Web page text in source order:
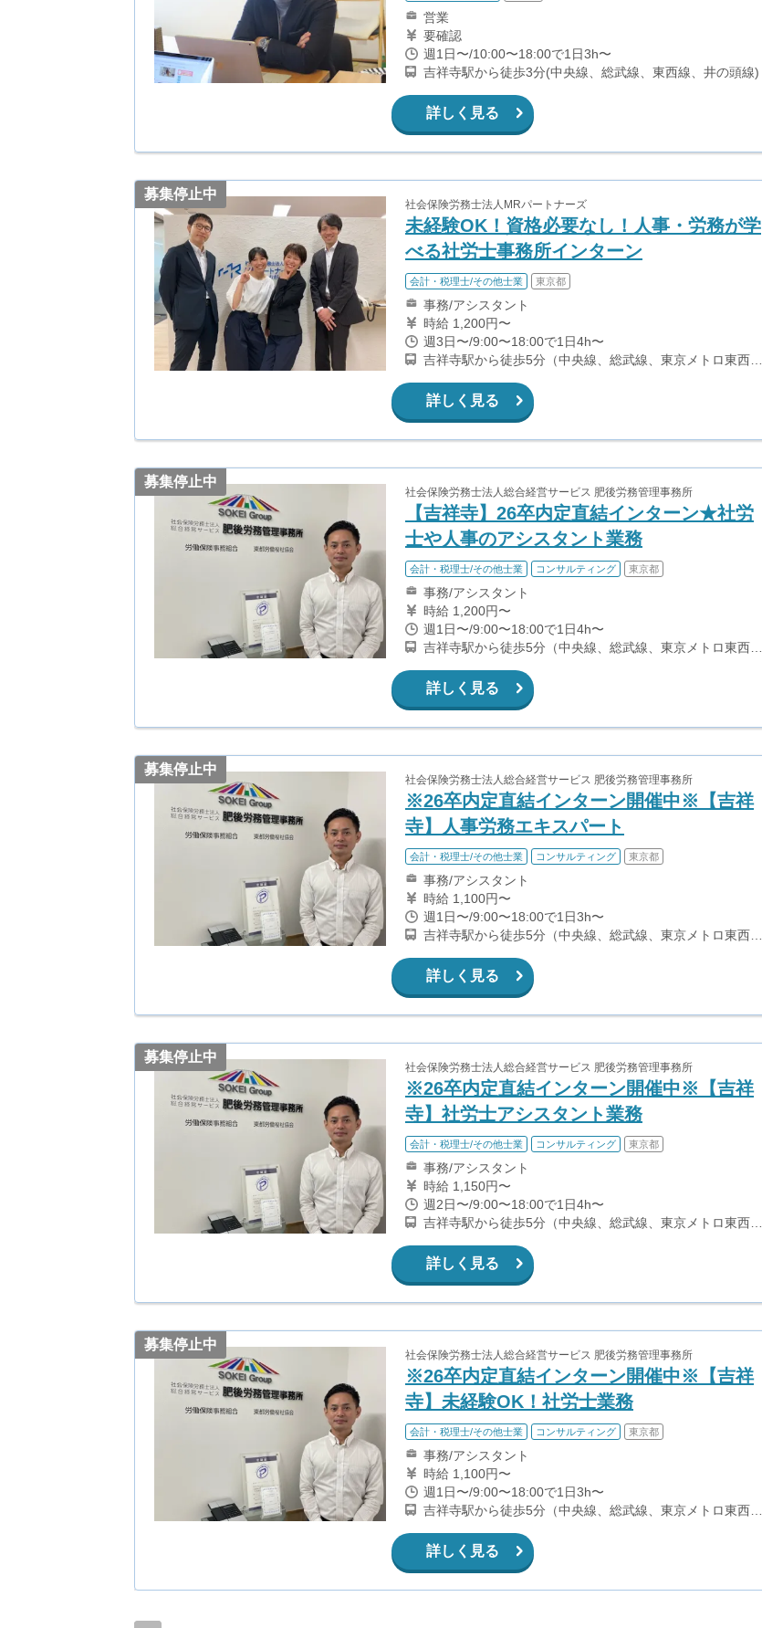
営業
要確認
週1日〜/10:00〜18:00で1日3h〜
吉祥寺駅から徒歩3分(中央線、総武線、東西線、井の頭線)
詳しく見る
募集停止中
社会保険労務士法人MRパートナーズ
未経験OK！資格必要なし！人事・労務が学
べる社労士事務所インターン
会計・税理士/その他士業 東京都
事務/アシスタント
時給 1,200円〜
週3日〜/9:00〜18:00で1日4h〜
吉祥寺駅から徒歩5分（中央線、総武線、東京メトロ東西
詳しく見る
募集停止中
社会保険労務士法人総合経営サービス 肥後労務管理事務所
【吉祥寺】26卒内定直結インターン★社労
士や人事のアシスタント業務
会計・税理士/その他士業 コンサルティング 東京都
事務/アシスタント
時給 1,200円〜
週1日〜/9:00〜18:00で1日4h〜
吉祥寺駅から徒歩5分（中央線、総武線、東京メトロ東西
詳しく見る
募集停止中
社会保険労務士法人総合経営サービス 肥後労務管理事務所
※26卒内定直結インターン開催中※【吉祥
寺】人事労務エキスパート
会計・税理士/その他士業 コンサルティング 東京都
事務/アシスタント
時給 1,100円〜
週1日〜/9:00〜18:00で1日3h〜
吉祥寺駅から徒歩5分（中央線、総武線、東京メトロ東西
詳しく見る
募集停止中
社会保険労務士法人総合経営サービス 肥後労務管理事務所
※26卒内定直結インターン開催中※【吉祥
寺】社労士アシスタント業務
会計・税理士/その他士業 コンサルティング 東京都
事務/アシスタント
時給 1,150円〜
週2日〜/9:00〜18:00で1日4h〜
吉祥寺駅から徒歩5分（中央線、総武線、東京メトロ東西
詳しく見る
募集停止中
社会保険労務士法人総合経営サービス 肥後労務管理事務所
※26卒内定直結インターン開催中※【吉祥
寺】未経験OK！社労士業務
会計・税理士/その他士業 コンサルティング 東京都
事務/アシスタント
時給 1,100円〜
週1日〜/9:00〜18:00で1日3h〜
吉祥寺駅から徒歩5分（中央線、総武線、東京メトロ東西
詳しく見る